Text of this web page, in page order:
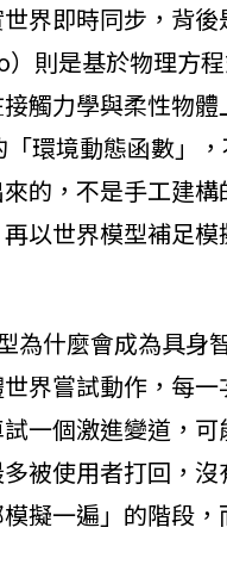
界即時同步，背後
則是基於物理方
觸力學與柔性物
環境動態函數」
的，不是手工建
以世界模型補足
為什麼會成為具身
界嘗試動作，每
一個激進變道，可
被使用者打回，沒
擬一遍」的階段